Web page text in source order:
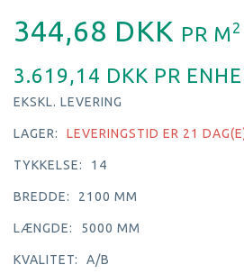
344,68 DKK PR M2
3.619,14 DKK PR
EKSKL. LEVERING
LAGER: LEVERINGSTID ER 21
TYKKELSE: 14
BREDDE: 2100 MM
LÆNGDE: 5000 MM
KVALITET: A/B